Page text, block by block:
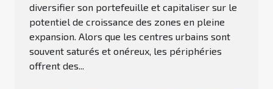
diversifier son portefeuille et capitaliser sur le
potentiel de croissance des zones en pleine
expansion. Alors que les centres urbains sont
souvent saturés et onéreux, les périphéries
offrent des...